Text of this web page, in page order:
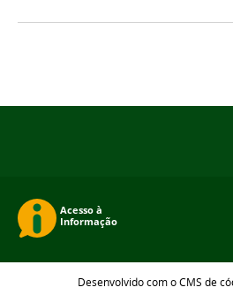
Desenvolvido com o CMS de